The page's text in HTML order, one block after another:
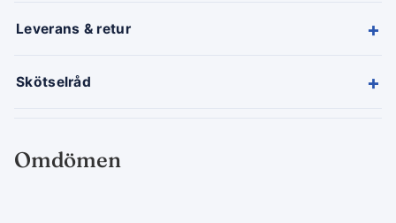
Leverans & retur +
Skötselråd +
Omdömen